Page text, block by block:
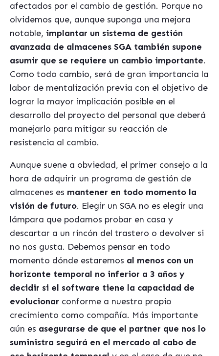
afectados por el cambio de gestión. Porque no
olvidemos que, aunque suponga una mejora
notable, implantar un sistema de gestión
avanzada de almacenes SGA también supone
asumir que se requiere un cambio importante.
Como todo cambio, será de gran importancia la
labor de mentalización previa con el objetivo de
lograr la mayor implicación posible en el
desarrollo del proyecto del personal que deberá
manejarlo para mitigar su reacción de
resistencia al cambio.
Aunque suene a obviedad, el primer consejo a la
hora de adquirir un programa de gestión de
almacenes es mantener en todo momento la
visión de futuro. Elegir un SGA no es elegir una
lámpara que podamos probar en casa y
descartar a un rincón del trastero o devolver si
no nos gusta. Debemos pensar en todo
momento dónde estaremos al menos con un
horizonte temporal no inferior a 3 años y
decidir si el software tiene la capacidad de
evolucionar conforme a nuestro propio
crecimiento como compañía. Más importante
aún es asegurarse de que el partner que nos lo
suministra seguirá en el mercado al cabo de